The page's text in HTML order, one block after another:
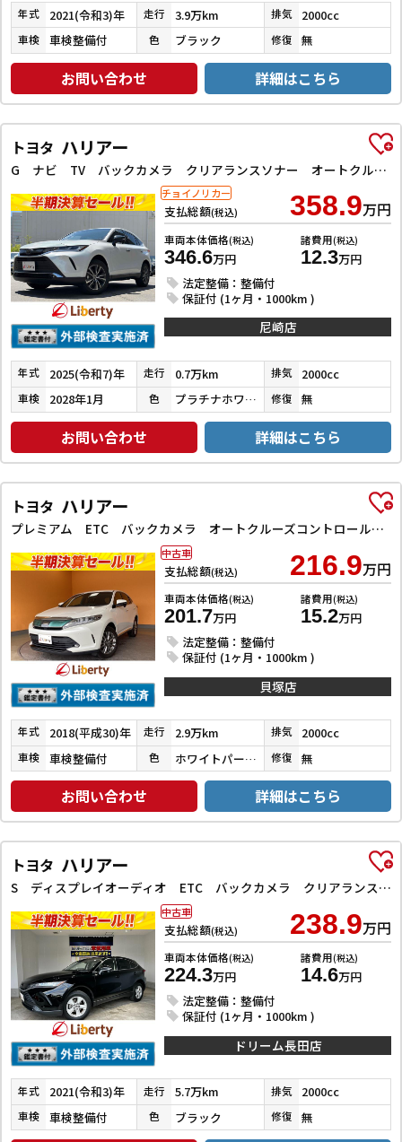
年式 2021(令和3)年 走行 3.9万km 排気 2000cc
車検 車検整備付 色 ブラック 修復 無
お問い合わせ 詳細はこちら
トヨタ ハリアー
G ナビ TV バックカメラ クリアランスソナー オートクルーズコントロール レーンアシスト パワーシート 衝突被害軽減システム LEDヘッドランプ アルミホイール スマートキー 電動格納ミラー CVT
支払総額(税込) 358.9万円
車両本体価格(税込)
346.6万円
諸費用(税込)
12.3万円
法定整備：整備付
保証付 (1ヶ月・1000km )
チョイノリカー
尼崎店
年式 2025(令和7)年 走行 0.7万km 排気 2000cc
車検 2028年1月 色 プラチナホワイトパールマイカ 修復 無
お問い合わせ 詳細はこちら
トヨタ ハリアー
プレミアム ETC バックカメラ オートクルーズコントロール レーンアシスト 衝突被害軽減システム ナビ TV オートマチックハイビーム オートライト LEDヘッドランプ 電動リアゲート アルミホイール
支払総額(税込) 216.9万円
車両本体価格(税込)
201.7万円
諸費用(税込)
15.2万円
法定整備：整備付
保証付 (1ヶ月・1000km )
中古車
貝塚店
年式 2018(平成30)年 走行 2.9万km 排気 2000cc
車検 車検整備付 色 ホワイトパールクリスタルシャイン 修復 無
お問い合わせ 詳細はこちら
トヨタ ハリアー
S ディスプレイオーディオ ETC バックカメラ クリアランスソナー オートクルーズコントロール レーンアシスト 衝突被害軽減システム ナビ オートマチックハイビーム LEDヘッドランプ アルミホイール
支払総額(税込) 238.9万円
車両本体価格(税込)
224.3万円
諸費用(税込)
14.6万円
法定整備：整備付
保証付 (1ヶ月・1000km )
中古車
ドリーム長田店
年式 2021(令和3)年 走行 5.7万km 排気 2000cc
車検 車検整備付 色 ブラック 修復 無